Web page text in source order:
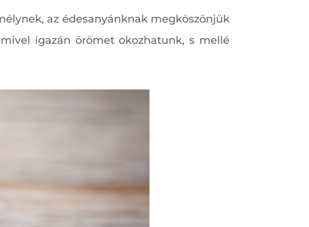
az édesanyánknak megköszönjük
igazán örömet okozhatunk, s mellé